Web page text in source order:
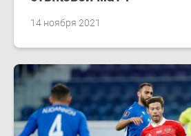
14 ноября 2021